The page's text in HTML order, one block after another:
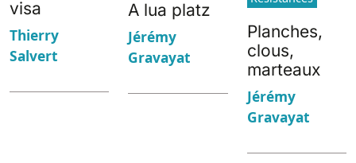
visa
Thierry
Salvert
A lua platz
Jérémy
Gravayat
Planches,
clous,
marteaux
Jérémy
Gravayat